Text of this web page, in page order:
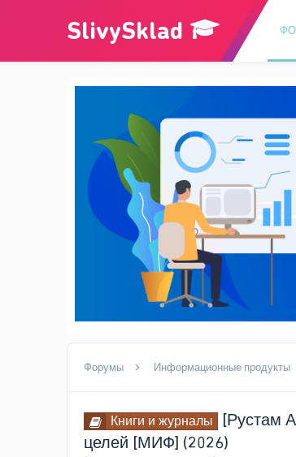
Форумы Информационные продукты
Книги и журналы
[Рустам
целей [МИФ] (2026)